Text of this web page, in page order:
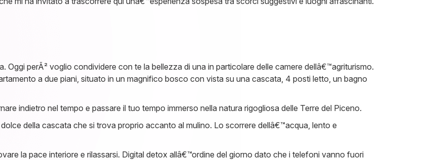
Oggi perÃ² voglio condividere con te la bellezza di una in particolare delle camere dellâ€™agriturismo.
a due piani, situato in un magnifico bosco con vista su una cascata, 4 posti letto, un bagno
indietro nel tempo e passare il tuo tempo immerso nella natura rigogliosa delle Terre del Piceno.
della cascata che si trova proprio accanto al mulino. Lo scorrere dellâ€™acqua, lento e
la pace interiore e rilassarsi. Digital detox allâ€™ordine del giorno dato che i telefoni vanno fuori